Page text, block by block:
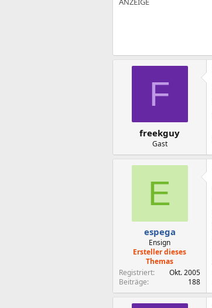
F
freekguy
Gast
E
espega
Ensign
Ersteller dieses
Themas
Registriert
Okt. 2005
Beiträge
188